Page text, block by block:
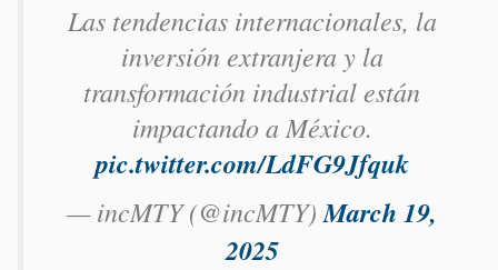
Las tendencias internacionales, la
inversión extranjera y la
transformación industrial están
impactando a México.
pic.twitter.com/LdFG9Jfquk
— incMTY (@incMTY) March 19,
2025